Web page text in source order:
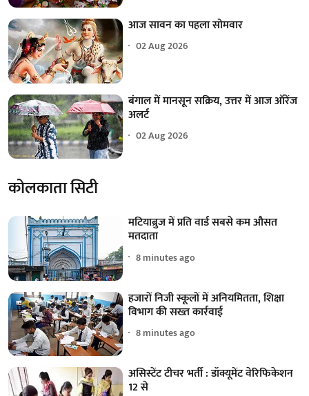
आज सावन का पहला सोमवार
02 Aug 2026
बंगाल में मानसून सक्रिय, उत्तर में आज ऑरेंज
अलर्ट
02 Aug 2026
कोलकाता सिटी
मटियाब्रुज में प्रति वार्ड सबसे कम औसत
मतदाता
8 minutes ago
हजारों निजी स्कूलों में अनियमितता, शिक्षा
विभाग की सख्त कार्रवाई
8 minutes ago
असिस्टेंट टीचर भर्ती : डॉक्यूमेंट वेरिफिकेशन
12 से